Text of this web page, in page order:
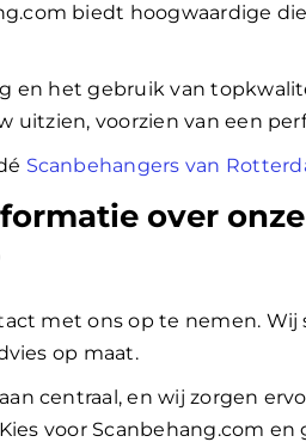
biedt hoogwaardige
en het gebruik van
uitzien, voorzien van een
Scanbehangers van
over
met ons op te nemen. Wij
op maat.
centraal, en wij zorgen
voor Scanbehang.com